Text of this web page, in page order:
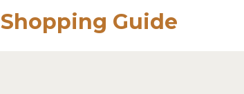
Shopping Guide